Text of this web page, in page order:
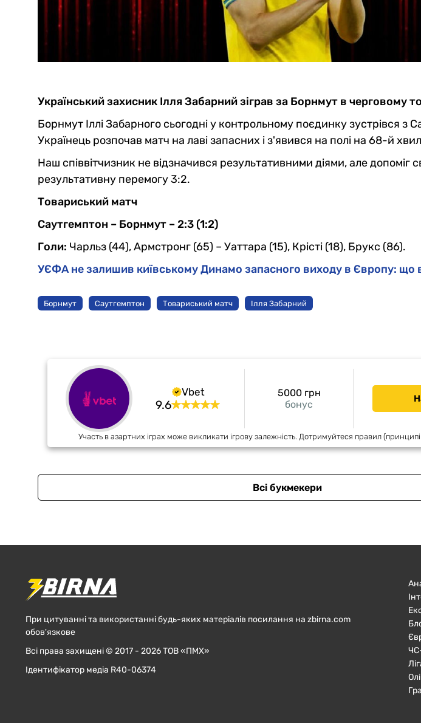
Український захисник Ілля Забарний зіграв за Борнмут в черговому
Борнмут Іллі Забарного сьогодні у контрольному поєдинку зустрівся з
Українець розпочав матч на лаві запасних і з'явився на полі на 68-й
Наш співвітчизник не відзначився результативними діями, але допоміг
результативну перемогу 3:2.
Товариський матч
Саутгемптон – Борнмут – 2:3 (1:2)
Голи: Чарльз (44), Армстронг (65) – Уаттара (15), Крісті (18), Брукс (86).
УЄФА не залишив київському Динамо запасного виходу в Європу: що
Борнмут Саутгемптон Товариський матч Ілля Забарний
Vbet
9.6 бонус
5000 грн
Участь в азартних іграх може викликати ігрову залежність. Дотримуйтеся правил
Всі букмекери
При цитуванні та використанні будь-яких матеріалів посилання на zbirna.com
обов'язкове
Всі права захищені © 2017 - 2026 ТОВ «ПМХ»
Ідентифікатор медіа R40-06374